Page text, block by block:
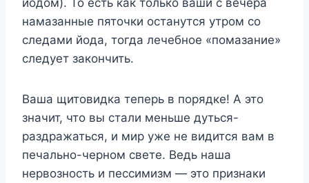
намазанные пяточки останутся утром со
следами йода, тогда лечебное «помазание»
следует закончить.
Ваша щитовидка теперь в порядке! А это
значит, что вы стали меньше дуться-
раздражаться, и мир уже не видится вам в
печально-черном свете. Ведь наша
нервозность и пессимизм — это признаки